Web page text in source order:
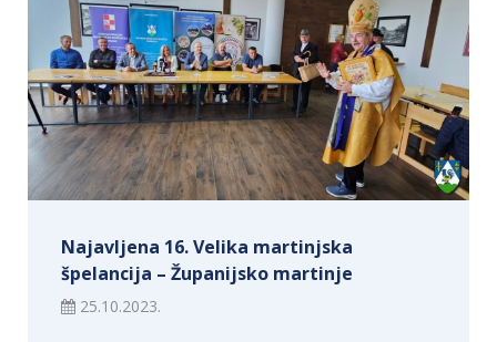
Najavljena 16. Velika martinjska
špelancija – Županijsko martinje
25.10.2023.